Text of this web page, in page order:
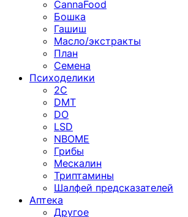
CannaFood
Бошка
Гашиш
Масло/экстракты
План
Семена
Психоделики
2C
DMT
DO
LSD
NBOME
Грибы
Мескалин
Триптамины
Шалфей предсказателей
Аптека
Другое